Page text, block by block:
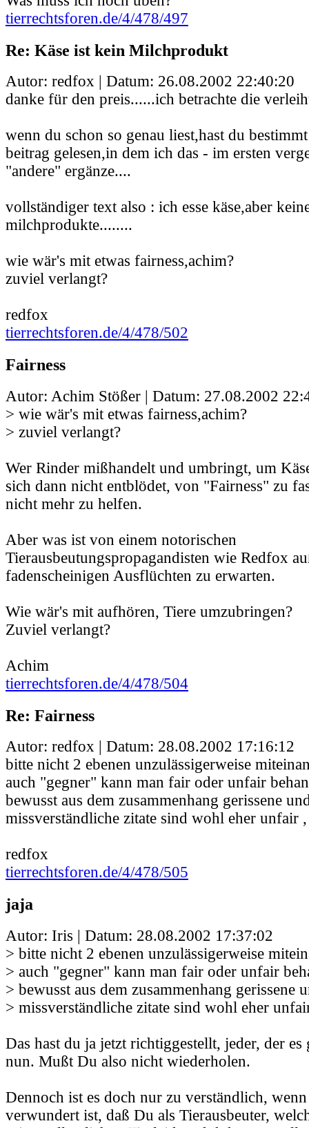
tierrechtsforen.de/4/478/497
Re: Käse ist kein Milchprodukt
Autor: redfox | Datum: 26.08.2002 22:40:20
danke für den preis......ich betrachte die
wenn du schon so genau liest,hast du
beitrag gelesen,in dem ich das - im ersten
"andere" ergänze....
vollständiger text also : ich esse käse,aber
milchprodukte........
wie wär's mit etwas fairness,achim?
zuviel verlangt?
redfox
tierrechtsforen.de/4/478/502
Fairness
Autor: Achim Stößer | Datum: 27.08.2002
> wie wär's mit etwas fairness,achim?
> zuviel verlangt?
Wer Rinder mißhandelt und umbringt, um
sich dann nicht entblödet, von "Fairness" zu
nicht mehr zu helfen.
Aber was ist von einem notorischen
Tierausbeutungspropagandisten wie Redfox
fadenscheinigen Ausflüchten zu erwarten.
Wie wär's mit aufhören, Tiere umzubringen?
Zuviel verlangt?
Achim
tierrechtsforen.de/4/478/504
Re: Fairness
Autor: redfox | Datum: 28.08.2002 17:16:12
bitte nicht 2 ebenen unzulässigerweise
auch "gegner" kann man fair oder unfair
bewusst aus dem zusammenhang gerissene
missverständliche zitate sind wohl eher unfair
redfox
tierrechtsforen.de/4/478/505
jaja
Autor: Iris | Datum: 28.08.2002 17:37:02
> bitte nicht 2 ebenen unzulässigerweise
> auch "gegner" kann man fair oder unfair
> bewusst aus dem zusammenhang gerissene
> missverständliche zitate sind wohl eher
Das hast du ja jetzt richtiggestellt, jeder, der es
nun. Mußt Du also nicht wiederholen.
Dennoch ist es doch nur zu verständlich,
verwundert ist, daß Du als Tierausbeuter,